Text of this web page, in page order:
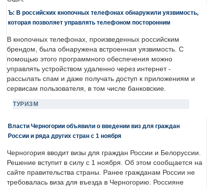
Ъ: В российских кнопочных телефонах обнаружили уязвимость,
которая позволяет управлять телефоном посторонним
В кнопочных телефонах, произведенных российским
брендом, была обнаружена встроенная уязвимость. С
помощью этого программного обеспечения можно
управлять устройством удаленно через интернет -
рассылать спам и даже получать доступ к приложениям и
сервисам пользователя, в том числе банковские.
ТУРИЗМ
Власти Черногории объявили о введении виз для граждан
России и ряда других стран с 1 ноября
Черногория вводит визы для граждан России и Белоруссии.
Решение вступит в силу с 1 ноября. Об этом сообщается на
сайте правительства страны. Ранее гражданам России не
требовалась виза для въезда в Черногорию. Россияне